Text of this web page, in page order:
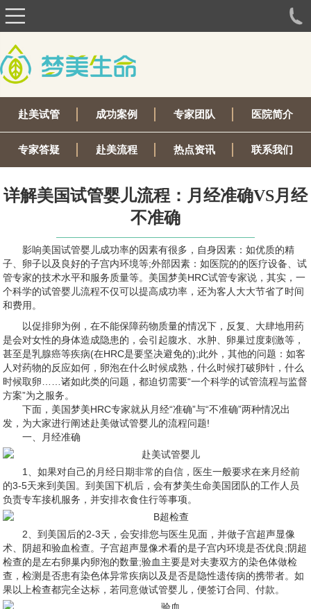
赴美试管 成功案例 专家团队 医院简介
专家答疑 赴美流程 热点资讯 联系我们
详解美国试管婴儿流程：月经准确VS月经
不准确
影响美国试管婴儿成功率的因素有很多，自身因素：如优质的精
子、卵子以及良好的子宫内环境等;外部因素：如医院的的医疗设备、试
管专家的技术水平和服务质量等。美国梦美HRC试管专家说，其实，一
个科学的试管婴儿流程不仅可以提高成功率，还为客人大大节省了时间
和费用。
以促排卵为例，在不能保障药物质量的情况下，反复、大肆地用药
是会对女性的身体造成隐患的，会引起腹水、水肿、卵巢过度刺激等，
甚至是乳腺癌等疾病(在HRC是要坚决避免的);此外，其他的问题：如客
人对药物的反应如何，卵泡在什么时候成熟，什么时候打破卵针，什么
时候取卵……诸如此类的问题，都迫切需要“一个科学的试管流程与监督
方案”为之服务。
下面，美国梦美HRC专家就从月经“准确”与“不准确”两种情况出
发，为大家进行阐述赴美做试管婴儿的流程问题!
一、月经准确
1、如果对自己的月经日期非常的自信，医生一般要求在来月经前
的3-5天来到美国。到美国下机后，会有梦美生命美国团队的工作人员
负责专车接机服务，并安排衣食住行等事项。
2、到美国后的2-3天，会安排您与医生见面，并做子宫超声显像
术、阴超和验血检查。子宫超声显像术看的是子宫内环境是否优良;阴超
检查的是左右卵巢内卵泡的数量;验血主要是对夫妻双方的染色体做检
查，检测是否患有染色体异常疾病以及是否是隐性遗传病的携带者。如
果以上检查都完全达标，若同意做试管婴儿，便签订合同、付款。